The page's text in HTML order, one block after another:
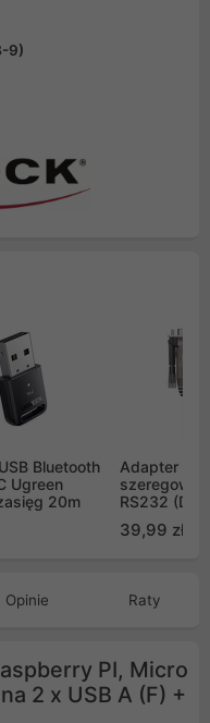
9)
Bluetooth
Ugreen
20m
Adapter
szeregowy
RS232
39,99 zł
Opinie Raty
PI, Micro
2 x USB A (F) +